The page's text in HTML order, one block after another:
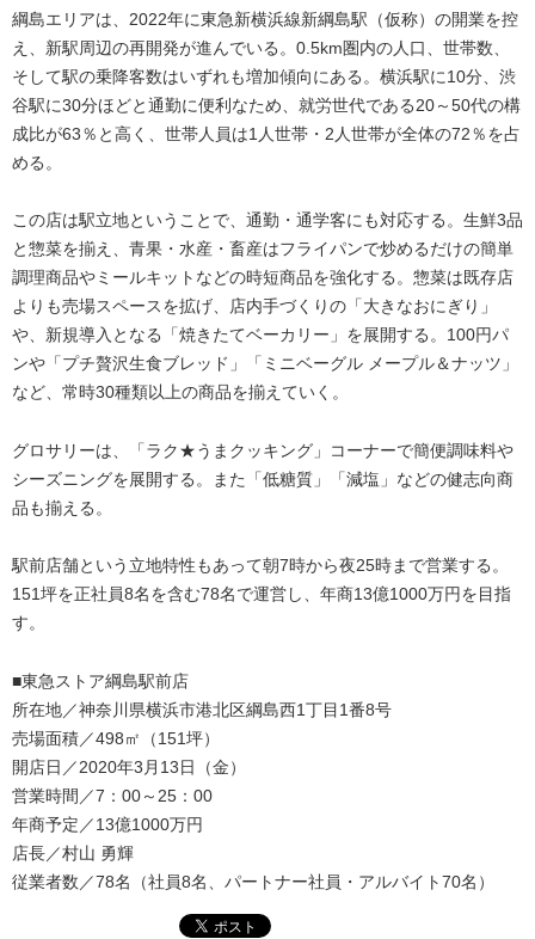
綱島エリアは、2022年に東急新横浜線新綱島駅（仮称）の開業を控
え、新駅周辺の再開発が進んでいる。0.5km圏内の人口、世帯数、
そして駅の乗降客数はいずれも増加傾向にある。横浜駅に10分、渋
谷駅に30分ほどと通勤に便利なため、就労世代である20～50代の構
成比が63％と高く、世帯人員は1人世帯・2人世帯が全体の72％を占
める。
この店は駅立地ということで、通勤・通学客にも対応する。生鮮3品
と惣菜を揃え、青果・水産・畜産はフライパンで炒めるだけの簡単
調理商品やミールキットなどの時短商品を強化する。惣菜は既存店
よりも売場スペースを拡げ、店内手づくりの「大きなおにぎり」
や、新規導入となる「焼きたてベーカリー」を展開する。100円パ
ンや「プチ贅沢生食ブレッド」「ミニベーグル メープル＆ナッツ」
など、常時30種類以上の商品を揃えていく。
グロサリーは、「ラク★うまクッキング」コーナーで簡便調味料や
シーズニングを展開する。また「低糖質」「減塩」などの健志向商
品も揃える。
駅前店舗という立地特性もあって朝7時から夜25時まで営業する。
151坪を正社員8名を含む78名で運営し、年商13億1000万円を目指
す。
■東急ストア綱島駅前店
所在地／神奈川県横浜市港北区綱島西1丁目1番8号
売場面積／498㎡（151坪）
開店日／2020年3月13日（金）
営業時間／7：00～25：00
年商予定／13億1000万円
店長／村山 勇輝
従業者数／78名（社員8名、パートナー社員・アルバイト70名）